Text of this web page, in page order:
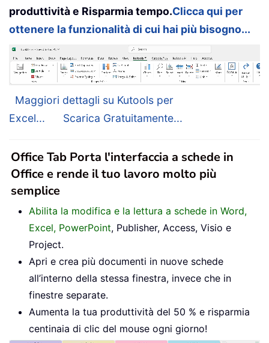
produttività e Risparmia tempo.Clicca qui per
ottenere la funzionalità di cui hai più bisogno...
Maggiori dettagli su Kutools per
Excel...
Scarica Gratuitamente...
Office Tab Porta l'interfaccia a schede in
Office e rende il tuo lavoro molto più
semplice
Abilita la modifica e la lettura a schede in Word,
Excel, PowerPoint, Publisher, Access, Visio e
Project.
Apri e crea più documenti in nuove schede
all’interno della stessa finestra, invece che in
finestre separate.
Aumenta la tua produttività del 50 % e risparmia
centinaia di clic del mouse ogni giorno!